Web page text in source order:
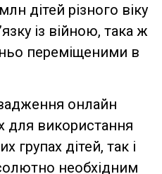
дітей різного віку
із війною, така ж
переміщеними в
онлайн
для використання
групах дітей, так і
необхідним